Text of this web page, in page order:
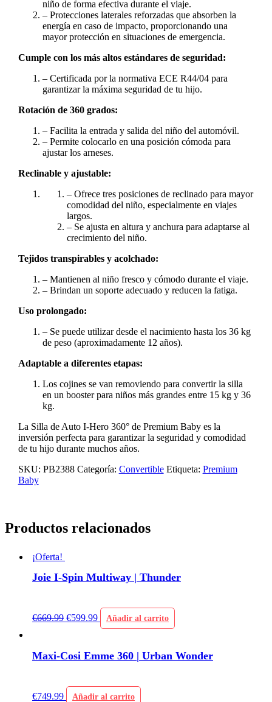
niño de forma efectiva durante el viaje.
– Protecciones laterales reforzadas que absorben la
energía en caso de impacto, proporcionando una
mayor protección en situaciones de emergencia.
Cumple con los más altos estándares de seguridad:
– Certificada por la normativa ECE R44/04 para
garantizar la máxima seguridad de tu hijo.
Rotación de 360 grados:
– Facilita la entrada y salida del niño del automóvil.
– Permite colocarlo en una posición cómoda para
ajustar los arneses.
Reclinable y ajustable:
– Ofrece tres posiciones de reclinado para mayor
comodidad del niño, especialmente en viajes
largos.
– Se ajusta en altura y anchura para adaptarse al
crecimiento del niño.
Tejidos transpirables y acolchado:
– Mantienen al niño fresco y cómodo durante el viaje.
– Brindan un soporte adecuado y reducen la fatiga.
Uso prolongado:
– Se puede utilizar desde el nacimiento hasta los 36 kg
de peso (aproximadamente 12 años).
Adaptable a diferentes etapas:
Los cojines se van removiendo para convertir la silla
en un booster para niños más grandes entre 15 kg y 36
kg.
La Silla de Auto I-Hero 360° de Premium Baby es la
inversión perfecta para garantizar la seguridad y comodidad
de tu hijo durante muchos años.
SKU: PB2388 Categoría: Convertible Etiqueta: Premium
Baby
Productos relacionados
¡Oferta!
Joie I-Spin Multiway | Thunder
€669.99 €599.99 Añadir al carrito
Maxi-Cosi Emme 360 | Urban Wonder
€749.99 Añadir al carrito